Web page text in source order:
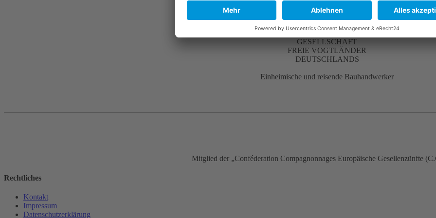
GESELLSCHAFT
FREIE VOGTLÄNDER
DEUTSCHLANDS
Einheimische und reisende Bauhandwerker
Mitglied der „Conféderation Compagnonnages Europäische Gesellenzünfte
Rechtliches
Kontakt
Impressum
Datenschutz­erklärung